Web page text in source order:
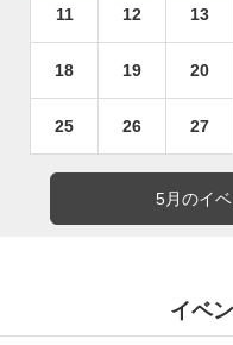
11 12 13
18 19 20
25 26 27
5月のイ
イベ